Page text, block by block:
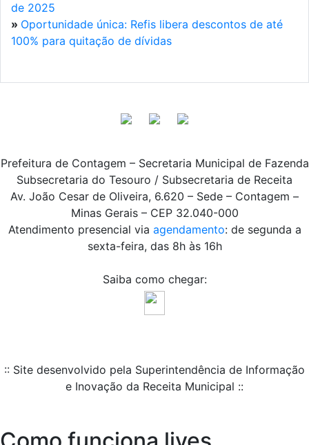
de 2025
» Oportunidade única: Refis libera descontos de até
100% para quitação de dívidas
Prefeitura de Contagem – Secretaria Municipal de Fazenda
Subsecretaria do Tesouro / Subsecretaria de Receita
Av. João Cesar de Oliveira, 6.620 – Sede – Contagem –
Minas Gerais – CEP 32.040-000
Atendimento presencial via agendamento: de segunda a
sexta-feira, das 8h às 16h
Saiba como chegar:
:: Site desenvolvido pela Superintendência de Informação
e Inovação da Receita Municipal ::